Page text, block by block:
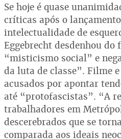
Se hoje é quase
críticas após o
intelectualidade de
Eggebrecht desdenhou
“misticismo social” e
da luta de classe”. Filme
acusados por apontar
até “protofascistas”. “A
trabalhadores em
descerebrados que se
comparada aos ideais